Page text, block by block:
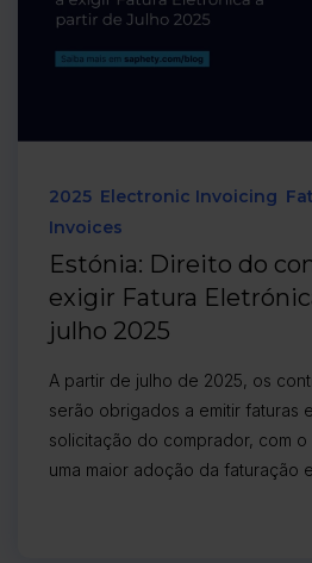
2025 Electronic Invoicing
Invoices
Estónia: Direito do
exigir Fatura
julho 2025
A partir de julho de 2025, os
serão obrigados a emitir faturas
solicitação do comprador, com
uma maior adoção da faturação